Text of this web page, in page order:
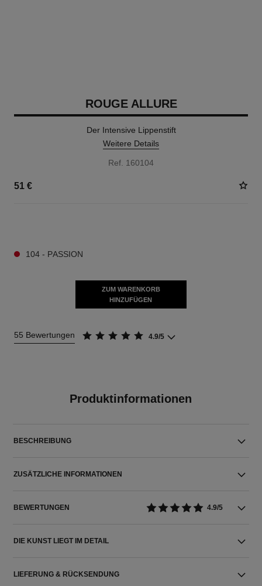
ROUGE ALLURE
Der Intensive Lippenstift
Weitere Details
Ref. 160104
51 €
104 - PASSION
ZUM WARENKORB
HINZUFÜGEN
55 Bewertungen 4.9/5
Produktinformationen
BESCHREIBUNG
ZUSÄTZLICHE INFORMATIONEN
BEWERTUNGEN 4.9/5
DIE KUNST LIEGT IM DETAIL
LIEFERUNG & RÜCKSENDUNG